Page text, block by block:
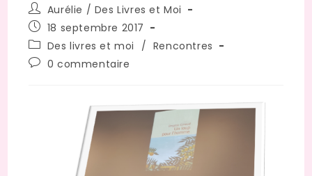
Auteur/autrice
de
la
publication :
Aurélie / Des Livres et Moi
Publication
publiée :
18 septembre 2017
Post
category:
Des livres et moi / Rencontres
Commentaires
0 commentaire